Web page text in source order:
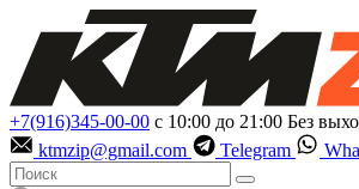
+7(916)345-00-00 с 10:00 до 21:00 Без
ktmzip@gmail.com
Telegram